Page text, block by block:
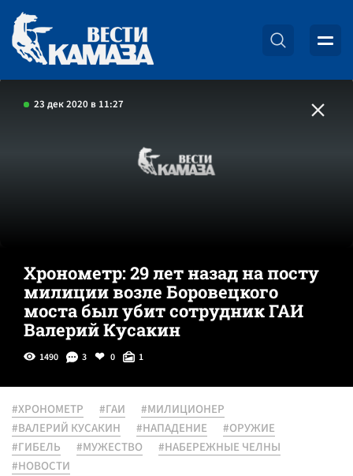
23 дек 2020 в 11:27
Хронометр: 29 лет назад на посту
милиции возле Боровецкого
моста был убит сотрудник ГАИ
Валерий Кусакин
1490 3 0 1
#ХРОНОМЕТР #ГАИ
#МИЛИЦИОНЕР
#ВАЛЕРИЙ КУСАКИН
#НАПАДЕНИЕ
#ОРУЖИЕ
#ГИБЕЛЬ
#МУЖЕСТВО
#НАБЕРЕЖНЫЕ ЧЕЛНЫ
#НОВОСТИ